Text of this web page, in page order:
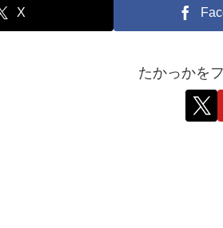
X
たかっかを